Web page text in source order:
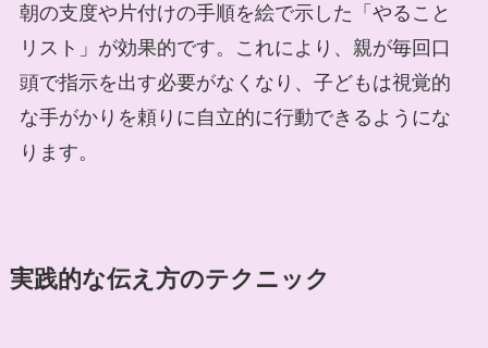
朝の支度や片付けの手順を絵で示した「やること
リスト」が効果的です。これにより、親が毎回口
頭で指示を出す必要がなくなり、子どもは視覚的
な手がかりを頼りに自立的に行動できるようにな
ります。
実践的な伝え方のテクニック